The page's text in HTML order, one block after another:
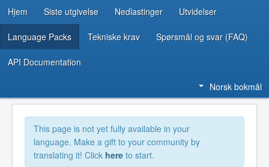
UTVIKLINGSRESSURSER
Hjem Siste utgivelse Nedlastinger Utvidelser
Language Packs Tekniske krav Spørsmål og svar (FAQ)
API Documentation
Norsk bokmål
This page is not yet fully available in your
language. Make a gift to your community by
translating it! Click here to start.